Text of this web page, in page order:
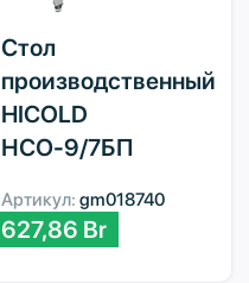
Стол
производственный
HICOLD
НСО-9/7БП
Артикул: gm018740
627,86 Br